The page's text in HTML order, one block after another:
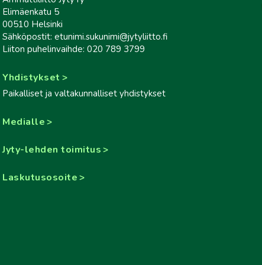
Elimäenkatu 5
00510 Helsinki
Sähköpostit: etunimi.sukunimi@jytyliitto.fi
Liiton puhelinvaihde: 020 789 3799
Yhdistykset
Paikalliset ja valtakunnalliset yhdistykset
Medialle
Jyty-lehden toimitus
Laskutusosoite